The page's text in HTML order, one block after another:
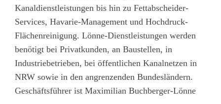
Kanaldienstleistungen bis hin zu Fettabscheider-
Services, Havarie-Management und Hochdruck-
Flächenreinigung. Lönne-Dienstleistungen werden
benötigt bei Privatkunden, an Baustellen, in
Industriebetrieben, bei öffentlichen Kanalnetzen in
NRW sowie in den angrenzenden Bundesländern.
Geschäftsführer ist Maximilian Buchberger-Lönne